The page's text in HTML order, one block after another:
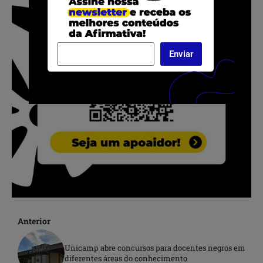
Anterior
Unicamp abre concursos para docentes negros em
diferentes áreas do conhecimento
Enviar